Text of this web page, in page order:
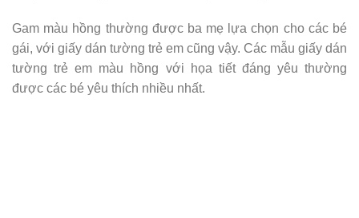
Gam màu hồng thường được ba mẹ lựa chọn cho các bé
gái, với giấy dán tường trẻ em cũng vậy. Các mẫu giấy dán
tường trẻ em màu hồng với họa tiết đáng yêu thường
được các bé yêu thích nhiều nhất.